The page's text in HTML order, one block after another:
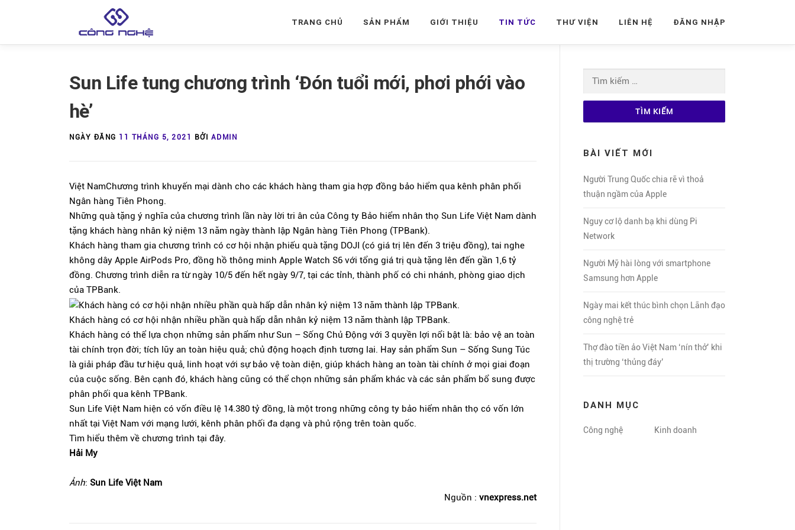
TRANG CHỦ SẢN PHẨM GIỚI THIỆU TIN TỨC THƯ VIỆN LIÊN HỆ ĐĂNG NHẬP
Sun Life tung chương trình ‘Đón tuổi mới, phơi phới vào
hè’
NGÀY ĐĂNG 11 THÁNG 5, 2021 BỞI ADMIN
Việt NamChương trình khuyến mại dành cho các khách hàng tham gia hợp đồng bảo hiểm qua kênh phân phối
Ngân hàng Tiên Phong.
Những quà tặng ý nghĩa của chương trình lần này lời tri ân của Công ty Bảo hiểm nhân thọ Sun Life Việt Nam dành
tặng khách hàng nhân kỷ niệm 13 năm ngày thành lập Ngân hàng Tiên Phong (TPBank).
Khách hàng tham gia chương trình có cơ hội nhận phiếu quà tặng DOJI (có giá trị lên đến 3 triệu đồng), tai nghe
không dây Apple AirPods Pro, đồng hồ thông minh Apple Watch S6 với tổng giá trị quà tặng lên đến gần 1,6 tỷ
đồng. Chương trình diễn ra từ ngày 10/5 đến hết ngày 9/7, tại các tỉnh, thành phố có chi nhánh, phòng giao dịch
của TPBank.
Khách hàng có cơ hội nhận nhiều phần quà hấp dẫn nhân kỷ niệm 13 năm thành lập TPBank.
Khách hàng có thể lựa chọn những sản phẩm như Sun – Sống Chủ Động với 3 quyền lợi nổi bật là: bảo vệ an toàn
tài chính trọn đời; tích lũy an toàn hiệu quả; chủ động hoạch định tương lai. Hay sản phẩm Sun – Sống Sung Túc
là giải pháp đầu tư hiệu quả, linh hoạt với sự bảo vệ toàn diện, giúp khách hàng an toàn tài chính ở mọi giai đoạn
của cuộc sống. Bên cạnh đó, khách hàng cũng có thể chọn những sản phẩm khác và các sản phẩm bổ sung được
phân phối qua kênh TPBank.
Sun Life Việt Nam hiện có vốn điều lệ 14.380 tỷ đồng, là một trong những công ty bảo hiểm nhân thọ có vốn lớn
nhất tại Việt Nam với mạng lưới, kênh phân phối đa dạng và phủ rộng trên toàn quốc.
Tìm hiểu thêm về chương trình tại đây.
Hải My
Ảnh: Sun Life Việt Nam
Nguồn : vnexpress.net
Tìm
cho:
BÀI VIẾT MỚI
Người Trung Quốc chia rẽ vì thoả
thuận ngầm của Apple
Nguy cơ lộ danh bạ khi dùng Pi
Network
Người Mỹ hài lòng với smartphone
Samsung hơn Apple
Ngày mai kết thúc bình chọn Lãnh đạo
công nghệ trẻ
Thợ đào tiền ảo Việt Nam ‘nín thở’ khi
thị trường ‘thủng đáy’
DANH MỤC
Công nghệ Kinh doanh